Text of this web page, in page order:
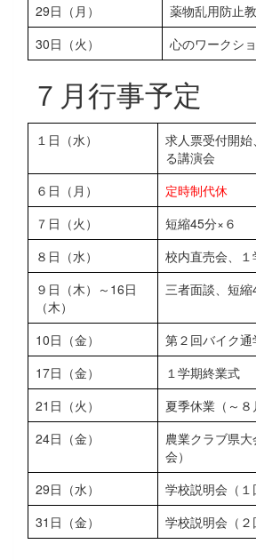
29日（月）
薬物乱用防止
30日（火）
心のワークシ
７月行事予定
１日（水）
求人票受付開
る講演会
６日（月）
定時制代休
７日（火）
短縮45分×６
８日（水）
校内直売会、
９日（木）～16日
（木）
三者面談、短縮
10日（金）
第２回バイク
17日（金）
１学期終業式
21日（火）
夏季休業（～８
24日（金）
農業クラブ県
会）
29日（水）
学校説明会（１
31日（金）
学校説明会（２